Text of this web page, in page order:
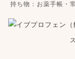
持ち物：お薬手帳・